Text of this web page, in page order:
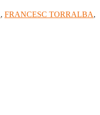
, FRANCESC TORRALBA,